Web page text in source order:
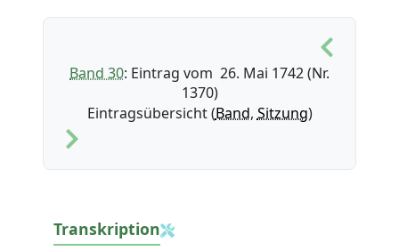
Band 30: Eintrag vom 26. Mai 1742 (Nr.
1370)
Eintragsübersicht (Band, Sitzung)
Transkription